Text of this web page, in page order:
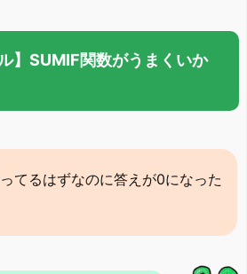
】SUMIF関数がうまくいか
てるはずなのに答えが0になった